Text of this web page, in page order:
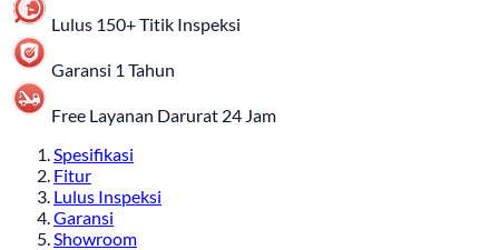
Lulus 150+ Titik Inspeksi
Garansi 1 Tahun
Free Layanan Darurat 24 Jam
Spesifikasi
Fitur
Lulus Inspeksi
Garansi
Showroom